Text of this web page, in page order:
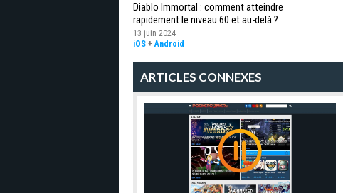
Diablo Immortal : comment atteindre
rapidement le niveau 60 et au-delà ?
13 juin 2024
iOS + Android
ARTICLES CONNEXES